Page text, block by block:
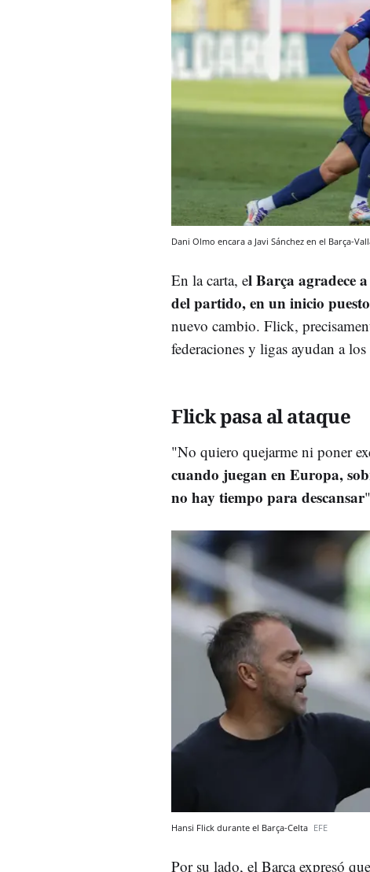
Dani Olmo encara a Javi Sánchez en el Barça-
En la carta, el Barça agradece
del partido, en un inicio
nuevo cambio. Flick,
federaciones y ligas ayudan a
Flick pasa al ataque
"No quiero quejarme ni poner
cuando juegan en Europa,
no hay tiempo para descansar
Hansi Flick durante el Barça-Celta EFE
Por su lado, el Barça expresó